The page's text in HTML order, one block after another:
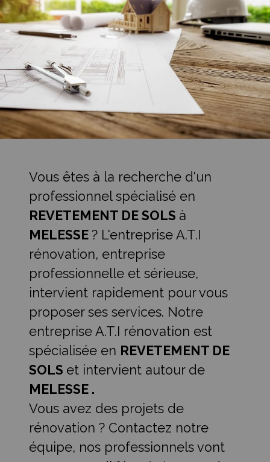
Vous êtes à la recherche d'un
professionnel spécialisé en
REVETEMENT DE SOLS à
MELESSE ? L'entreprise A.T.I
rénovation, entreprise
professionnelle et sérieuse,
intervient rapidement pour vous
proposer ses services. Notre
entreprise A.T.I rénovation est
spécialisée en REVETEMENT DE
SOLS et intervient autour de
MELESSE .
Vous avez des projets de
rénovation ? Contactez notre
équipe, nos professionnels vont